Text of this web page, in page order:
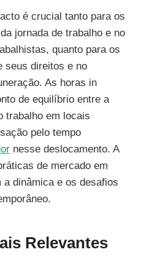
é crucial tanto para os
jornada de trabalho e no
quanto para os
seus direitos e no
As horas in
de equilíbrio entre a
trabalho em locais
pelo tempo
nesse deslocamento. A
de mercado em
dinâmica e os desafios
Relevantes